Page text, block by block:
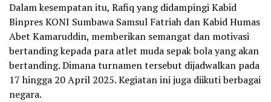
Dalam kesempatan itu, Rafiq yang didampingi Kabid
Binpres KONI Sumbawa Samsul Fatriah dan Kabid Humas
Abet Kamaruddin, memberikan semangat dan motivasi
bertanding kepada para atlet muda sepak bola yang akan
bertanding. Dimana turnamen tersebut dijadwalkan pada
17 hingga 20 April 2025. Kegiatan ini juga diikuti berbagai
negara.